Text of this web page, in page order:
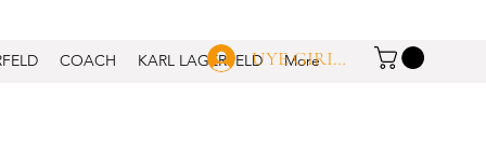
COACH KARL LAGERFELD More
UYE GIRISI